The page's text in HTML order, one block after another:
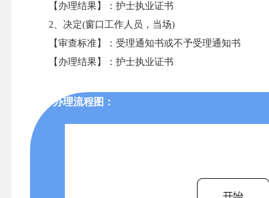
【办理结果】：护士执业证书
2、决定(窗口工作人员，当场)
【审查标准】：受理通知书或不予受理通知书
【办理结果】：护士执业证书
办理流程图：